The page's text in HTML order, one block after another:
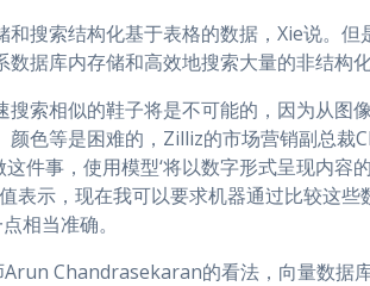
搜索结构化基于表格的数据，Xie说。但
据库内存储和高效地搜索大量的非结构化
索相似的鞋子将是不可能的，因为从图
色等是困难的，Zilliz的市场营销副总裁
件事，使用模型‘将以数字形式呈现内容
表示，现在我可以要求机器通过比较这些
相当准确。
Chandrasekaran的看法，向量数据